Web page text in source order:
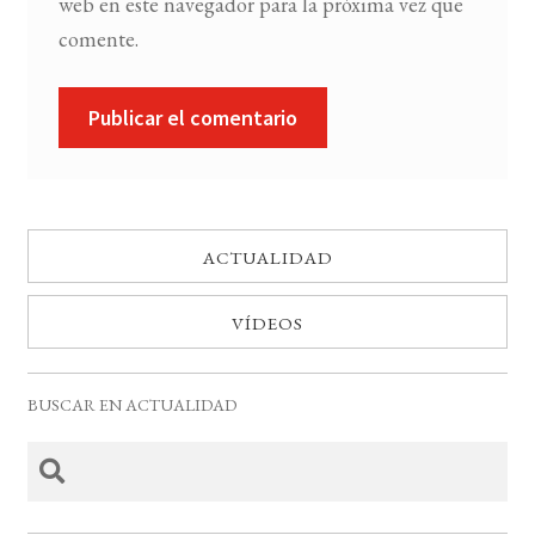
comente.
ACTUALIDAD
VÍDEOS
BUSCAR EN ACTUALIDAD